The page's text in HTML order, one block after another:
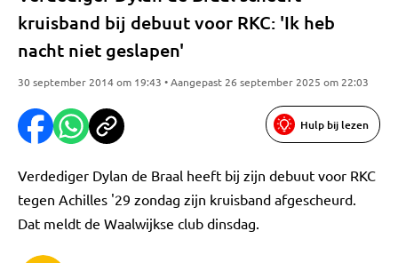
kruisband bij debuut voor RKC: 'Ik heb
nacht niet geslapen'
30 september 2014 om 19:43 • Aangepast 26 september 2025 om 22:03
Hulp bij lezen
Verdediger Dylan de Braal heeft bij zijn debuut voor RKC
tegen Achilles '29 zondag zijn kruisband afgescheurd.
Dat meldt de Waalwijkse club dinsdag.